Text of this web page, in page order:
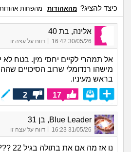
כיצד להציג? מהאהודות מהפחות אהודות
אלינה, בת 40
30/05/26 16:42
| דווח על עצה זו
אל תמהרי לקיים יחסי מין. בטח לא
מישהו רנדומלי שרוב הסיכויים
בראש מעיניו.
17
2
Blue Leader, בן 31
31/05/26 16:23 דווח על עצה זו
נו אז מה אם את בתולה בגיל 22 ???